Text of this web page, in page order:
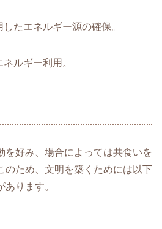
たエネルギー源の確保。
ルギー利用。
を好み、場合によっては共食いを
のため、文明を築くためには以下
ります。